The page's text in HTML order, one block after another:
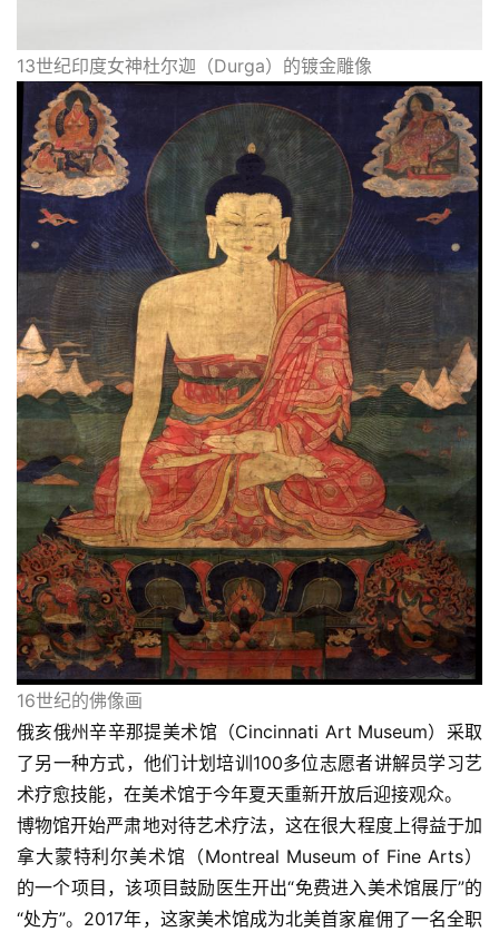
13世纪印度女神杜尔迦（Durga）的镀金雕像
16世纪的佛像画
俄亥俄州辛辛那提美术馆（Cincinnati Art Museum）采取
了另一种方式，他们计划培训100多位志愿者讲解员学习艺
术疗愈技能，在美术馆于今年夏天重新开放后迎接观众。
博物馆开始严肃地对待艺术疗法，这在很大程度上得益于加
拿大蒙特利尔美术馆（Montreal Museum of Fine Arts）
的一个项目，该项目鼓励医生开出“免费进入美术馆展厅”的
“处方”。2017年，这家美术馆成为北美首家雇佣了一名全职